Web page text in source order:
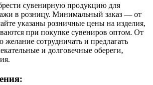
сувенирную продукцию для
в розницу. Минимальный заказ — от
указаны розничные цены на изделия,
при покупке сувениров оптом. От
желание сотрудничать и предлагать
и долговечные обереги,